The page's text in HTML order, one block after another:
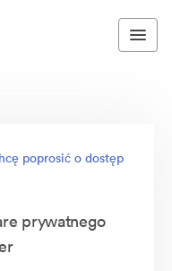
poprosić o dostęp
prywatnego